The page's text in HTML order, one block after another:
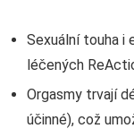
Sexuální touha i
léčených
Orgasmy trvají
účinné), což